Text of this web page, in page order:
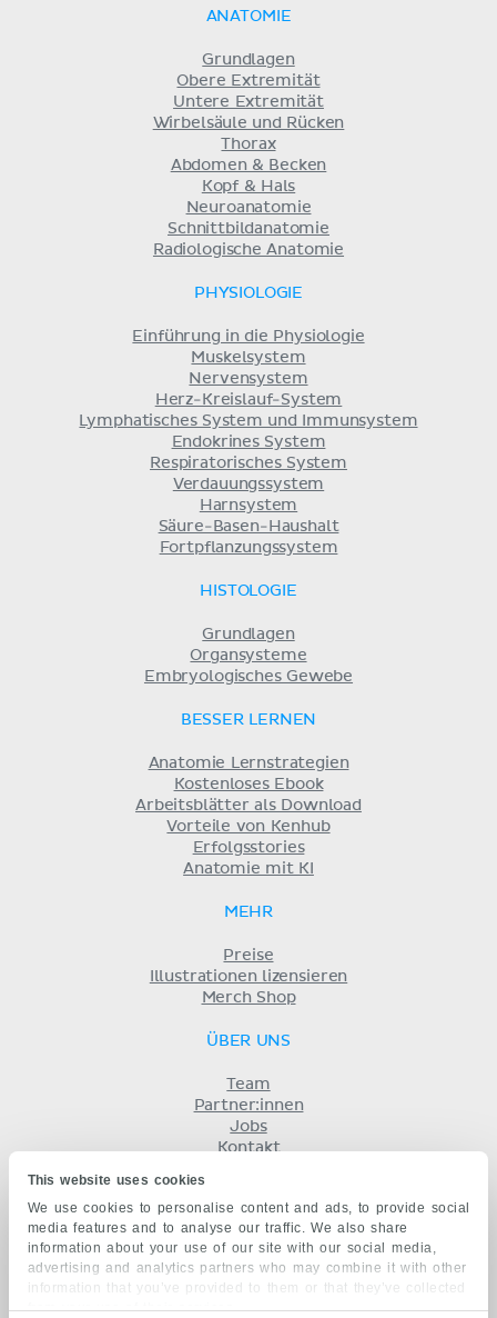
This website uses cookies
We use cookies to personalise content and ads, to provide social
media features and to analyse our traffic. We also share
information about your use of our site with our social media,
advertising and analytics partners who may combine it with other
information that you’ve provided to them or that they’ve collected
from your use of their services.
ANATOMIE
Grundlagen
Obere Extremität
Untere Extremität
Wirbelsäule und Rücken
Thorax
Abdomen & Becken
Kopf & Hals
Neuroanatomie
Schnittbildanatomie
Radiologische Anatomie
PHYSIOLOGIE
Einführung in die Physiologie
Muskelsystem
Nervensystem
Herz-Kreislauf-System
Lymphatisches System und Immunsystem
Endokrines System
Respiratorisches System
Verdauungssystem
Harnsystem
Säure-Basen-Haushalt
Fortpflanzungssystem
HISTOLOGIE
Grundlagen
Organsysteme
Embryologisches Gewebe
BESSER LERNEN
Anatomie Lernstrategien
Kostenloses Ebook
Arbeitsblätter als Download
Vorteile von Kenhub
Erfolgsstories
Anatomie mit KI
MEHR
Preise
Illustrationen lizensieren
Merch Shop
ÜBER UNS
Team
Partner:innen
Jobs
Kontakt
Datenschutz
KENHUB AUF...
English